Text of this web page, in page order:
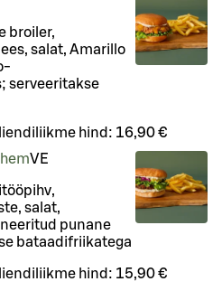
broiler,
salat, Amarillo
serveeritakse
hind: 16,90 €
VE
salat,
punane
bataadifriikatega
hind: 15,90 €